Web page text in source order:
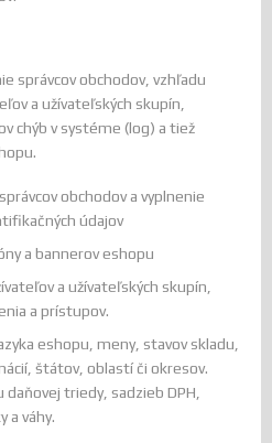
správcov obchodov, vzhľadu
a užívateľských skupín,
chýb v systéme (log) a tiež
obchodov a vyplnenie
údajov
a bannerov eshopu
a užívateľských skupín,
a prístupov.
eshopu, meny, stavov skladu,
štátov, oblastí či okresov.
triedy, sadzieb DPH,
a váhy.